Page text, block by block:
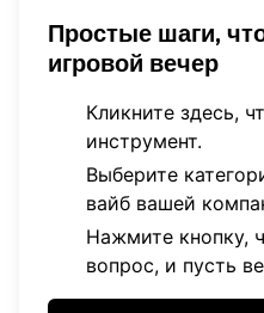
Простые шаги,
игровой вечер
Кликните здесь,
инструмент.
Выберите
вайб вашей
Нажмите кнопку,
вопрос, и пусть